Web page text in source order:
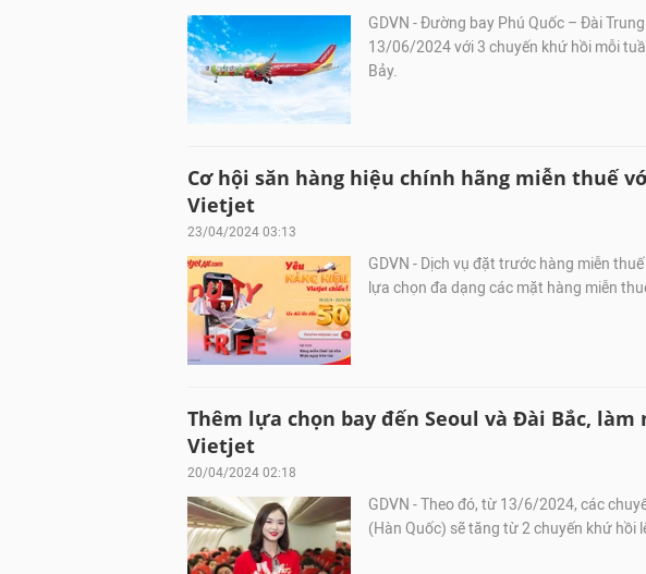
GDVN - Đường bay Phú Quốc – Đài
13/06/2024 với 3 chuyến khứ hồi mỗi
Bảy.
Cơ hội săn hàng hiệu chính hãng miễn thuế
Vietjet
23/04/2024 03:13
GDVN - Dịch vụ đặt trước hàng miễn
lựa chọn đa dạng các mặt hàng miễn
Thêm lựa chọn bay đến Seoul và Đài Bắc,
Vietjet
20/04/2024 02:18
GDVN - Theo đó, từ 13/6/2024, các
(Hàn Quốc) sẽ tăng từ 2 chuyến khứ hồi